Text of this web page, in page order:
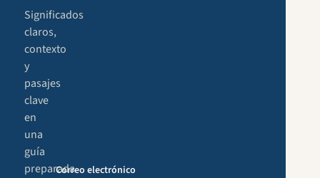
Significados
claros,
contexto
y
pasajes
clave
en
una
guía
preparadaCorreo electrónico